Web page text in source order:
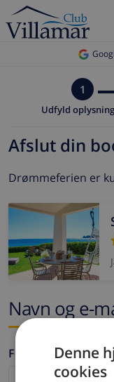
1
Udfyld
Afslut din
Drømmeferien er
Navn og e-
Fornavn *Denne
cookies